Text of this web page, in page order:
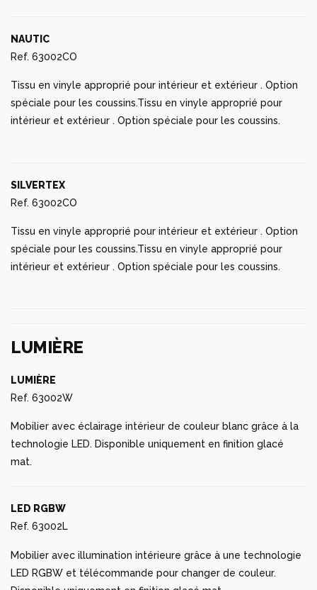
NAUTIC
Ref. 63002CO
Tissu en vinyle approprié pour intérieur et extérieur . Option
spéciale pour les coussins.Tissu en vinyle approprié pour
intérieur et extérieur . Option spéciale pour les coussins.
SILVERTEX
Ref. 63002CO
Tissu en vinyle approprié pour intérieur et extérieur . Option
spéciale pour les coussins.Tissu en vinyle approprié pour
intérieur et extérieur . Option spéciale pour les coussins.
LUMIÈRE
LUMIÈRE
Ref. 63002W
Mobilier avec éclairage intérieur de couleur blanc grâce à la
technologie LED. Disponible uniquement en finition glacé
mat.
LED RGBW
Ref. 63002L
Mobilier avec illumination intérieure grâce à une technologie
LED RGBW et télécommande pour changer de couleur.